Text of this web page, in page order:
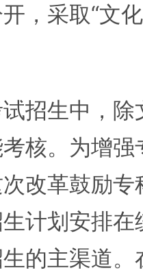
，采取“文
生中，除
核。为增
改革鼓励
计划安排
的主渠道